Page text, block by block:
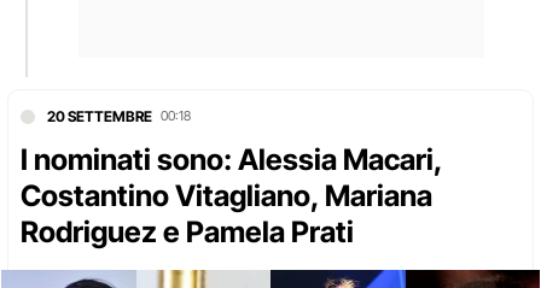
20 SETTEMBRE 00:18
I nominati sono: Alessia Macari,
Costantino Vitagliano, Mariana
Rodriguez e Pamela Prati